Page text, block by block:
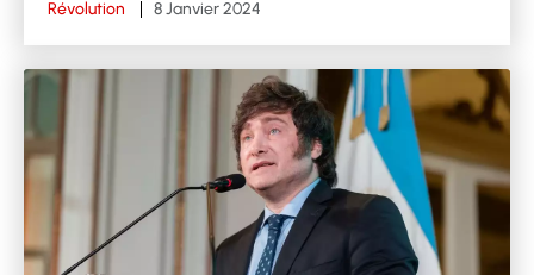
Révolution 8 Janvier 2024